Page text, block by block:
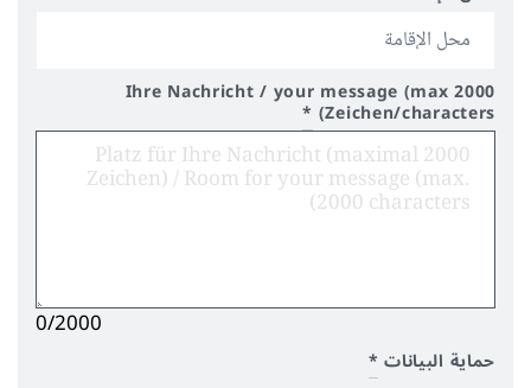
Ihre Nachricht / your message (max 2000
Zeichen/characters)
*
0/2000
حماية البيانات *